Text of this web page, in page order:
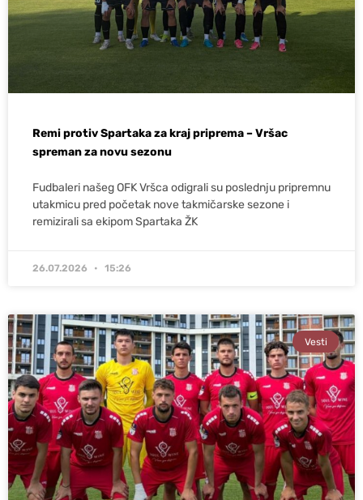
Remi protiv Spartaka za kraj priprema – Vršac
spreman za novu sezonu
Fudbaleri našeg OFK Vršca odigrali su poslednju pripremnu
utakmicu pred početak nove takmičarske sezone i
remizirali sa ekipom Spartaka ŽK
26.07.2026 15:26
Vesti